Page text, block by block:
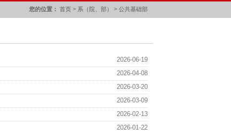
您的位置： 首页 > 系（院、部） > 公共基础部
2026-06-19
2026-04-08
2026-03-20
2026-03-09
2026-02-13
2026-01-22